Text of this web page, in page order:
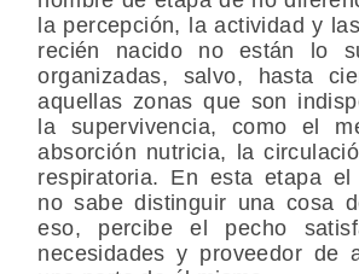
la percepción, la actividad y
recién nacido no están lo
organizadas, salvo, hasta
aquellas zonas que son
la supervivencia, como el
absorción nutricia, la
respiratoria. En esta etapa el
no sabe distinguir una cosa
eso, percibe el pecho
necesidades y proveedor de